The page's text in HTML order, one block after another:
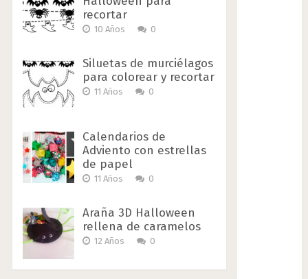
recortar
10 Años 0
Siluetas de murciélagos
para colorear y recortar
11 Años 0
Calendarios de
Adviento con estrellas
de papel
11 Años 0
Araña 3D Halloween
rellena de caramelos
12 Años 0